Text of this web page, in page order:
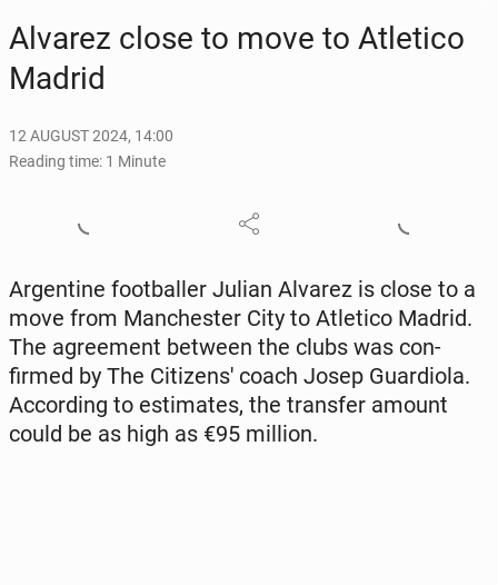
Alvarez close to move to Atleti­co
Madrid
12 AUGUST 2024, 14:00
Reading time: 1 Minute
Ar­gen­tine foot­baller Julian Alvarez is close to a
move from Man­ches­ter City to Atleti­co Madrid.
The agree­ment between the clubs was con­
firmed by The Cit­i­zen­s' coach Josep Guardi­o­la.
Ac­cord­ing to es­ti­mates, the trans­fer amount
could be as high as €95 million.